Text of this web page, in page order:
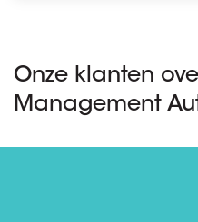
Onze klanten
Management